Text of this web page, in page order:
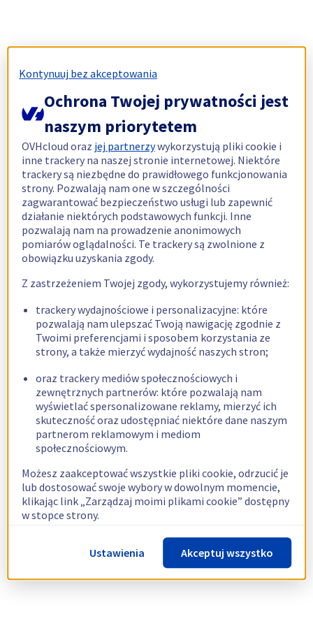
Kontynuuj bez akceptowania
Ochrona Twojej prywatności jest
naszym priorytetem
OVHcloud oraz jej partnerzywykorzystują pliki cookie i
inne trackery na naszej stronie internetowej. Niektóre
trackery są niezbędne do prawidłowego funkcjonowania
strony. Pozwalają nam one w szczególności
zagwarantować bezpieczeństwo usługi lub zapewnić
działanie niektórych podstawowych funkcji. Inne
pozwalają nam na prowadzenie anonimowych
pomiarów oglądalności. Te trackery są zwolnione z
obowiązku uzyskania zgody.
Z zastrzeżeniem Twojej zgody, wykorzystujemy również:
trackery wydajnościowe i personalizacyjne: które
pozwalają nam ulepszać Twoją nawigację zgodnie z
Twoimi preferencjami i sposobem korzystania ze
strony, a także mierzyć wydajność naszych stron;
oraz trackery mediów społecznościowych i
zewnętrznych partnerów: które pozwalają nam
wyświetlać spersonalizowane reklamy, mierzyć ich
skuteczność oraz udostępniać niektóre dane naszym
partnerom reklamowym i mediom
społecznościowym.
Możesz zaakceptować wszystkie pliki cookie, odrzucić je
lub dostosować swoje wybory w dowolnym momencie,
klikając link „Zarządzaj moimi plikami cookie” dostępny
w stopce strony.
Więcej informacji znajdziesz w naszejpolityce
dotyczącej wykorzystywania plików cookie.
Ustawienia Akceptuj wszystko